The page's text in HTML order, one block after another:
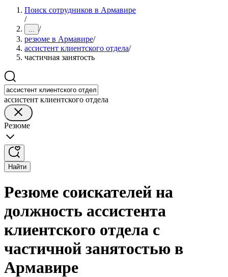
Поиск сотрудников в Армавире
/
... /
резюме в Армавире/
ассистент клиентского отдела/
частичная занятость
ассистент клиентского отдела
Резюме
Найти
Резюме соискателей на
должность ассистента
клиентского отдела с
частичной занятостью в
Армавире